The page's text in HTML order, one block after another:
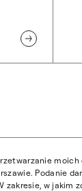
–
Podanie
zakresie, w jakim